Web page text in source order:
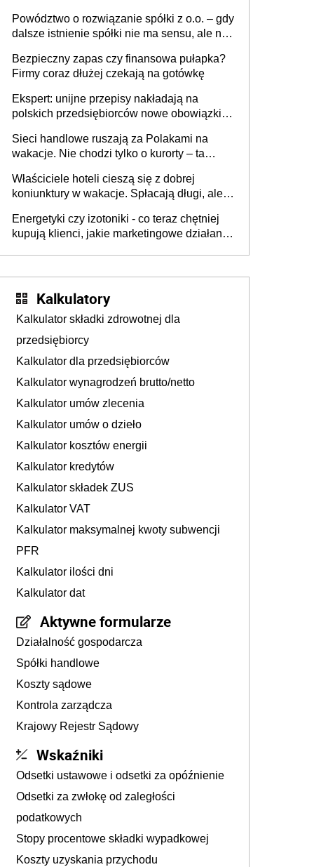
Powództwo o rozwiązanie spółki z o.o. – gdy
dalsze istnienie spółki nie ma sensu, ale nie
Bezpieczny zapas czy finansowa pułapka?
Firmy coraz dłużej czekają na gotówkę
Ekspert: unijne przepisy nakładają na
polskich przedsiębiorców nowe obowiązki w
Sieci handlowe ruszają za Polakami na
wakacje. Nie chodzi tylko o kurorty – ta
tam, gdzie wielu spędzi urlop po cichu
Właściciele hoteli cieszą się z dobrej
koniunktury w wakacje. Spłacają długi, ale
Energetyki czy izotoniki - co teraz chętniej
kupują klienci, jakie marketingowe działania
Kalkulatory
Kalkulator składki zdrowotnej dla
przedsiębiorcy
Kalkulator dla przedsiębiorców
Kalkulator wynagrodzeń brutto/netto
Kalkulator umów zlecenia
Kalkulator umów o dzieło
Kalkulator kosztów energii
Kalkulator kredytów
Kalkulator składek ZUS
Kalkulator VAT
Kalkulator maksymalnej kwoty subwencji
PFR
Kalkulator ilości dni
Kalkulator dat
Aktywne formularze
Działalność gospodarcza
Spółki handlowe
Koszty sądowe
Kontrola zarządcza
Krajowy Rejestr Sądowy
Wskaźniki
Odsetki ustawowe i odsetki za opóźnienie
Odsetki za zwłokę od zaległości
podatkowych
Stopy procentowe składki wypadkowej
Koszty uzyskania przychodu